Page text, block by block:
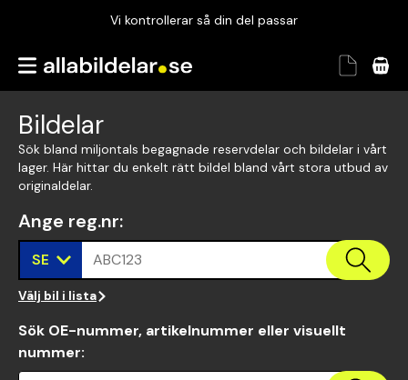
Vi kontrollerar så din del passar
Garanterad passform
Bildelar
Sök bland miljontals begagnade reservdelar och bildelar i vårt
lager. Här hittar du enkelt rätt bildel bland vårt stora utbud av
originaldelar.
Ange reg.nr:
SE ABC123
Välj bil i lista
Sök OE-nummer, artikelnummer eller visuellt
nummer: